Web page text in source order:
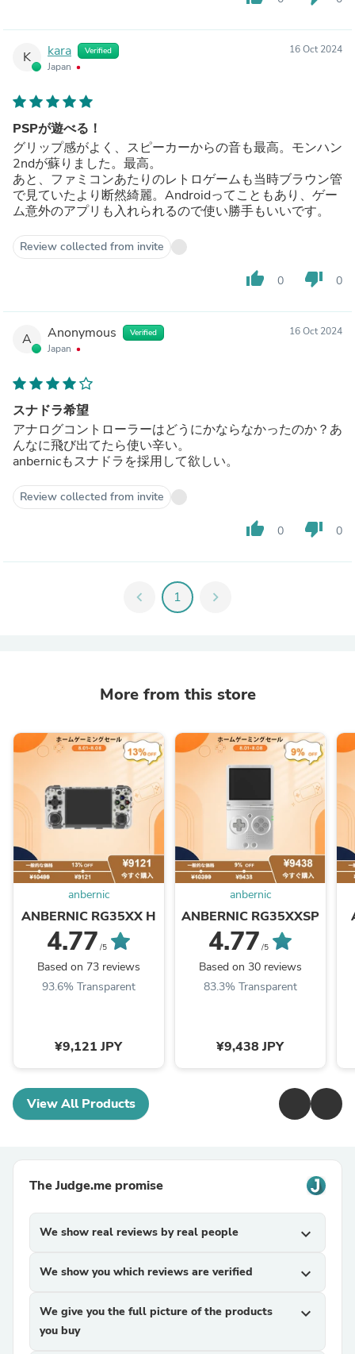
くUnisoc T820で、RAMも8GBと充分。重さも300gとか
＜表示系＞
4:3比率のLCDディスプレイはブラウン管表示を前提とし
角も問題無いのだが、購入個体はディスプレイ表面が微妙
に歪んでおり、付属のガラスフィルムの右上が2㎝半径程
度張り付かず浮いてしまうのが残念。
＜操作系＞
デジタル系入力は特に問題・不満無し。アナログスティッ
クが他機種に比べて長く突き出ているが、個人的には長い
方が微妙な入力操作がやり易く好み。
K kara Verified
Japan
16 Oct 2024
PSPが遊べる！
グリップ感がよく、スピーカーからの音も最高。モンハン
2ndが蘇りました。最高。
あと、ファミコンあたりのレトロゲームも当時ブラウン管
で見ていたより断然綺麗。Androidってこともあり、ゲー
ム意外のアプリも入れられるので使い勝手もいいです。
Review collected from invite
thumb_up 0 thumb_down 0
A Anonymous Verified
Japan
16 Oct 2024
スナドラ希望
アナログコントローラーはどうにかならなかったのか？あ
んなに飛び出てたら使い辛い。
anbernicもスナドラを採用して欲しい。
Review collected from invite
thumb_up 0 thumb_down 0
chevron_left 1 chevron_right
More from this store
anbernic
ANBERNIC RG35XX H
4.77 /5
Based on 73 reviews
93.6% Transparent
¥9,121 JPY
anbernic
ANBERNIC RG35XXSP
4.77 /5
Based on 30 reviews
83.3% Transparent
¥9,438 JPY
View All Products
The Judge.me promise
We show real reviews by real people expand_more
We show you which reviews are verified expand_more
We give you the full picture of the products
you buy
expand_more